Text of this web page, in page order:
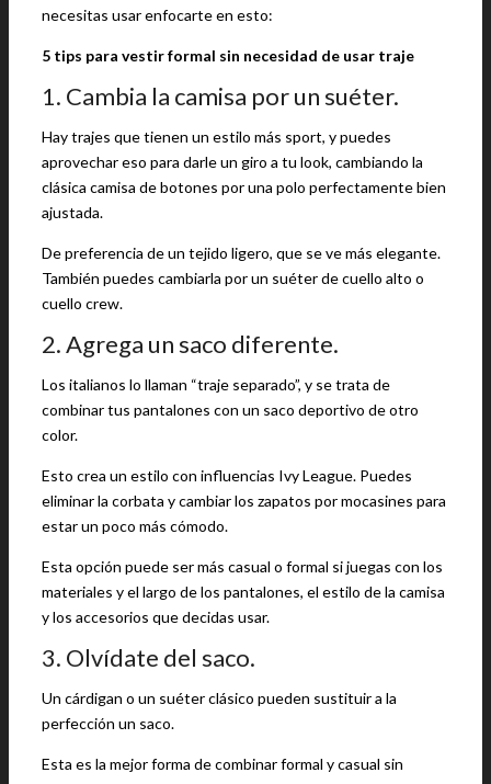
necesitas usar enfocarte en esto:
5 tips para vestir formal sin necesidad de usar traje
1. Cambia la camisa por un suéter.
Hay trajes que tienen un estilo más sport, y puedes
aprovechar eso para darle un giro a tu look, cambiando la
clásica camisa de botones por una polo perfectamente bien
ajustada.
De preferencia de un tejido ligero, que se ve más elegante.
También puedes cambiarla por un suéter de cuello alto o
cuello crew.
2. Agrega un saco diferente.
Los italianos lo llaman “traje separado”, y se trata de
combinar tus pantalones con un saco deportivo de otro
color.
Esto crea un estilo con influencias Ivy League. Puedes
eliminar la corbata y cambiar los zapatos por mocasines para
estar un poco más cómodo.
Esta opción puede ser más casual o formal si juegas con los
materiales y el largo de los pantalones, el estilo de la camisa
y los accesorios que decidas usar.
3. Olvídate del saco.
Un cárdigan o un suéter clásico pueden sustituir a la
perfección un saco.
Esta es la mejor forma de combinar formal y casual sin